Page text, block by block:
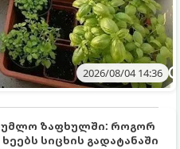
2026/08/04 14:36
ზაფხულში: როგორ
სიცხის გადატანაში